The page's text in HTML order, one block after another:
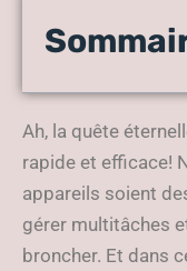
décuplées
Ah, la quête
rapide et efficace!
appareils soient
gérer multitâches
broncher. Et dans